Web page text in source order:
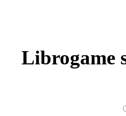
Librogame